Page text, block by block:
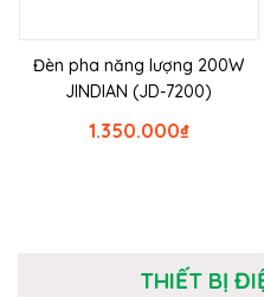
Đèn pha năng lượng 200W
JINDIAN (JD-7200)
₫
1.350.000
THIẾT BỊ